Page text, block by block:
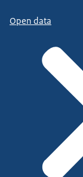
Open data